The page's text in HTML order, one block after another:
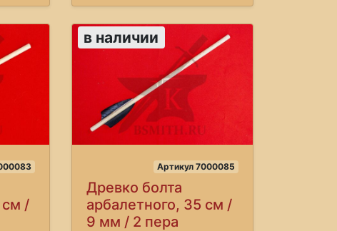
см /
в наличии
Артикул 7000085
Древко болта
арбалетного, 35 см /
9 мм / 2 пера